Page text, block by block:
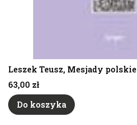
Leszek Teusz, Mesjady
Cena
63,00 zł
Do koszyka